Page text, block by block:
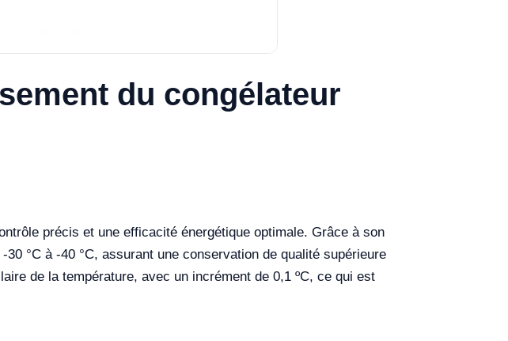
du congélateur
précis et une efficacité énergétique optimale. Grâce à son
°C à -40 °C, assurant une conservation de qualité supérieure
de la température, avec un incrément de 0,1 ºC, ce qui est